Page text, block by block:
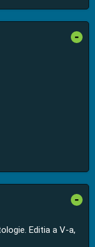
-
-
Editia a V-a,